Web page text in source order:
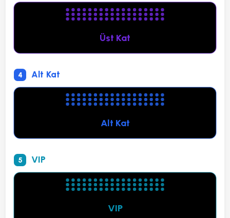
Üst Kat
4 Alt Kat
Alt Kat
5 VIP
VIP